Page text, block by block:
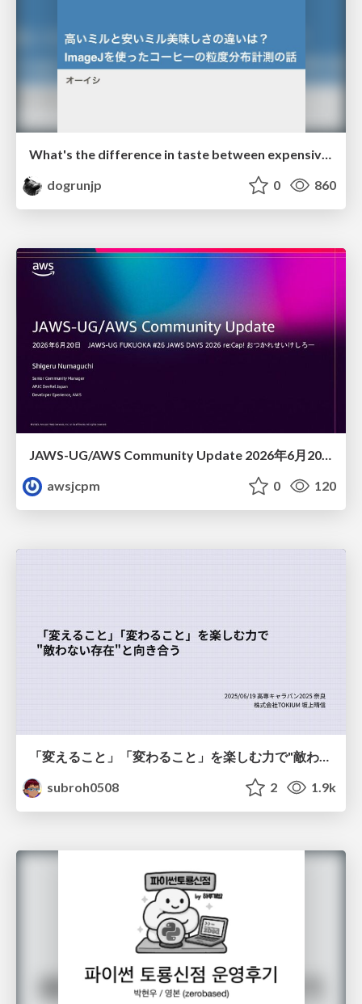
What's the difference in taste between expensive and cheap mills? Measuring coffee particle size distribution using ImageJ
dogrunjp
0 860
JAWS-UG/AWS Community Update 2026年6月20日JAWS-UG FUKUOKA #26 JAWS DAYS 2026 re:Cap! おつかれせいけしろー
awsjcpm
0 120
subroh0508
2 1.9k